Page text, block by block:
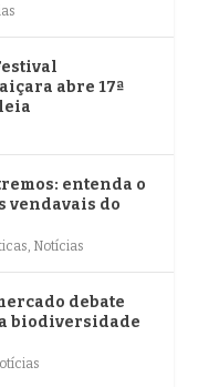
abre 17ª
entenda o
vendavais do
Notícias
debate
biodiversidade